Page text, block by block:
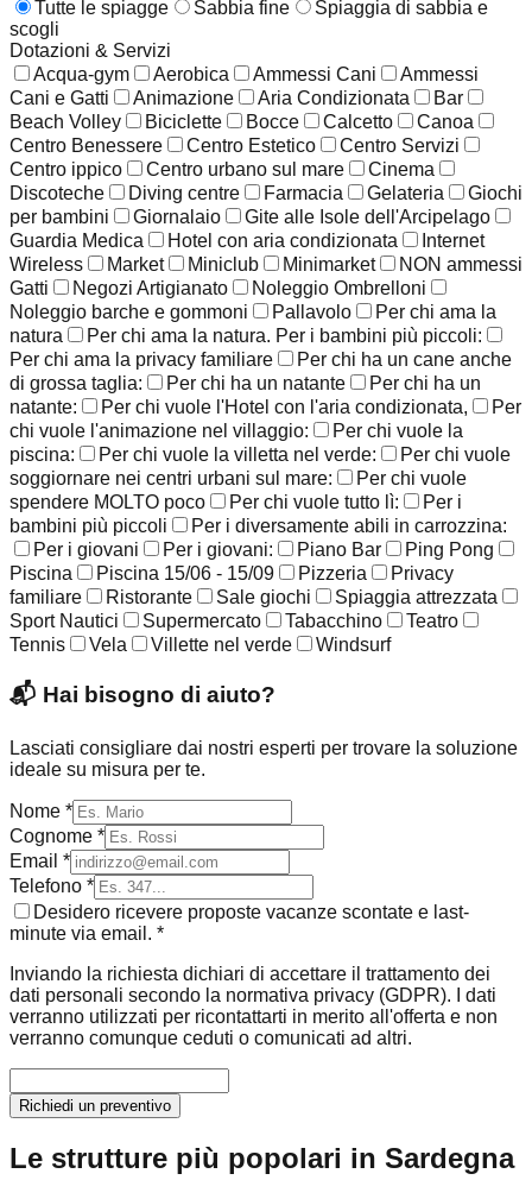
Tutte le spiagge
Sabbia fine
Spiaggia di sabbia e
scogli
Dotazioni & Servizi
Acqua-gym
Aerobica Ammessi Cani
Ammessi
Cani e Gatti
Animazione Aria Condizionata
Bar
Beach Volley
Biciclette Bocce Calcetto
Canoa
Centro Benessere
Centro Estetico
Centro Servizi
Centro ippico
Centro urbano sul mare
Cinema
Discoteche
Diving centre Farmacia Gelateria
Giochi
per bambini
Giornalaio
Gite alle Isole dell'Arcipelago
Guardia Medica
Hotel con aria condizionata
Internet
Wireless
Market Miniclub Minimarket
NON ammessi
Gatti
Negozi Artigianato
Noleggio Ombrelloni
Noleggio barche e gommoni
Pallavolo
Per chi ama la
natura
Per chi ama la natura. Per i bambini più piccoli:
Per chi ama la privacy familiare
Per chi ha un cane anche
di grossa taglia:
Per chi ha un natante
Per chi ha un
natante:
Per chi vuole l'Hotel con l'aria condizionata,
Per
chi vuole l'animazione nel villaggio:
Per chi vuole la
piscina:
Per chi vuole la villetta nel verde:
Per chi vuole
soggiornare nei centri urbani sul mare:
Per chi vuole
spendere MOLTO poco
Per chi vuole tutto lì:
Per i
bambini più piccoli
Per i diversamente abili in carrozzina:
Per i giovani
Per i giovani: Piano Bar
Ping Pong
Piscina
Piscina 15/06 - 15/09 Pizzeria
Privacy
familiare
Ristorante Sale giochi
Spiaggia attrezzata
Sport Nautici
Supermercato Tabacchino
Teatro
Tennis
Vela Villette nel verde Windsurf
📬 Hai bisogno di aiuto?
Lasciati consigliare dai nostri esperti per trovare la soluzione
ideale su misura per te.
Nome *
Cognome *
Email *
Telefono *
Desidero ricevere proposte vacanze scontate e last-
minute via email. *
Inviando la richiesta dichiari di accettare il trattamento dei
dati personali secondo la normativa privacy (GDPR). I dati
verranno utilizzati per ricontattarti in merito all'offerta e non
verranno comunque ceduti o comunicati ad altri.
Richiedi un preventivo
Le strutture più popolari in Sardegna